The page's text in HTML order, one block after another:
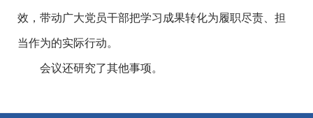
效，带动广大党员干部把学习成果转化为履职尽责、担
当作为的实际行动。
会议还研究了其他事项。